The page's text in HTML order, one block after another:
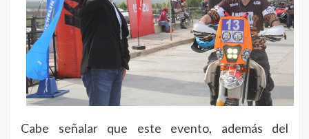
Cabe señalar que este evento, además del